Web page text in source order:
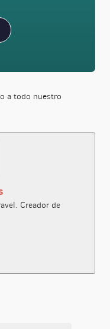
a todo nuestro
Creador de